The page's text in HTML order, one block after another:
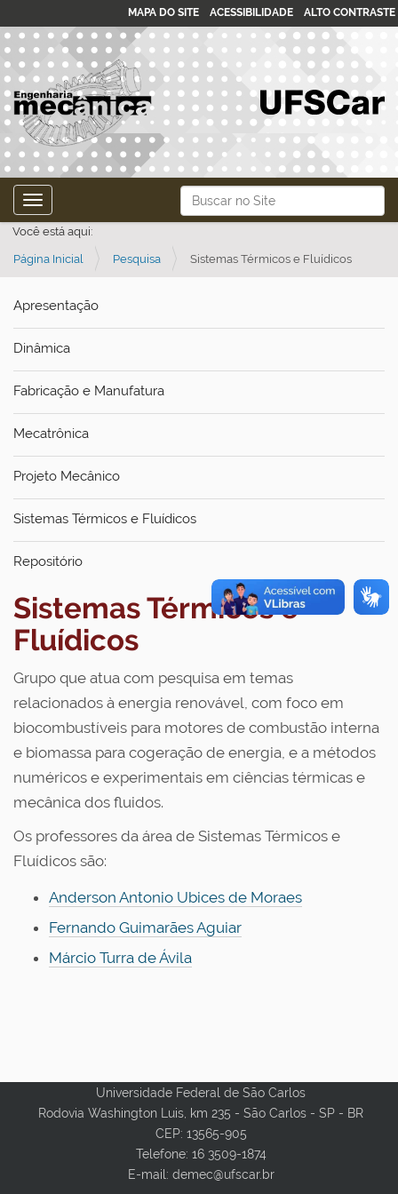
Busca
Busca Avançada…
MAPA DO SITE ACESSIBILIDADE ALTO CONTRASTE
Toggle navigation
Você está aqui:
Página Inicial Pesquisa Sistemas Térmicos e Fluídicos
Apresentação
Dinâmica
Fabricação e Manufatura
Mecatrônica
Projeto Mecânico
Sistemas Térmicos e Fluídicos
Repositório
Sistemas Térmicos e
Fluídicos
Grupo que atua com pesquisa em temas
relacionados à energia renovável, com foco em
biocombustíveis para motores de combustão interna
e biomassa para cogeração de energia, e a métodos
numéricos e experimentais em ciências térmicas e
mecânica dos fluidos.
Os professores da área de Sistemas Térmicos e
Fluídicos são:
Anderson Antonio Ubices de Moraes
Fernando Guimarães Aguiar
Márcio Turra de Ávila
Universidade Federal de São Carlos
Rodovia Washington Luis, km 235 - São Carlos - SP - BR
CEP: 13565-905
Telefone: 16 3509-1874
E-mail: demec@ufscar.br